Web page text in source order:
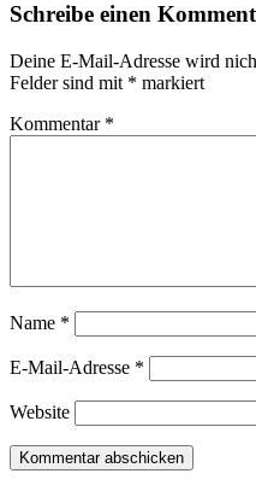
Schreibe einen
Deine E-Mail-Adresse wird
Felder sind mit * markiert
Kommentar *
Name *
E-Mail-Adresse *
Website